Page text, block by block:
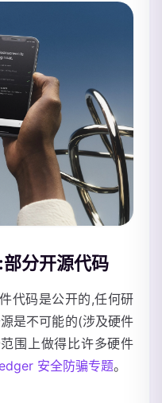
分开源代码
代码是公开的,任何研
是不可能的(涉及硬件
围上做得比许多硬件
安全防骗专题。